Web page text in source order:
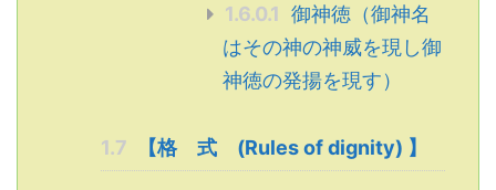
1.6.0.1 御神徳（御神名
はその神の神威を現し御
神徳の発揚を現す）
1.7 【格 式 (Rules of dignity) 】